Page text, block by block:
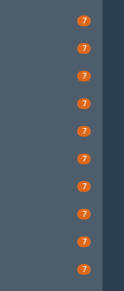
7
7
7
7
7
7
7
7
7
7